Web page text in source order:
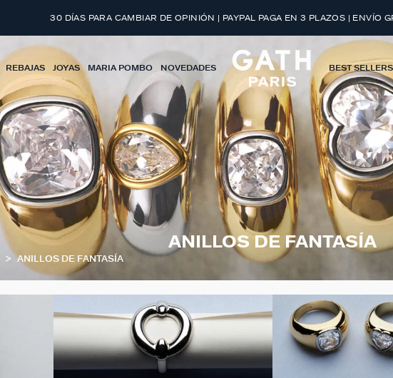
30 DÍAS PARA CAMBIAR DE OPINIÓN | PAYPAL PAGA EN 3 PLAZOS | ENVÍO
REBAJAS JOYAS MARIA POMBO NOVEDADES BEST SELLERS
ANILLOS DE FANTASÍA
ANILLOS DE FANTASÍA